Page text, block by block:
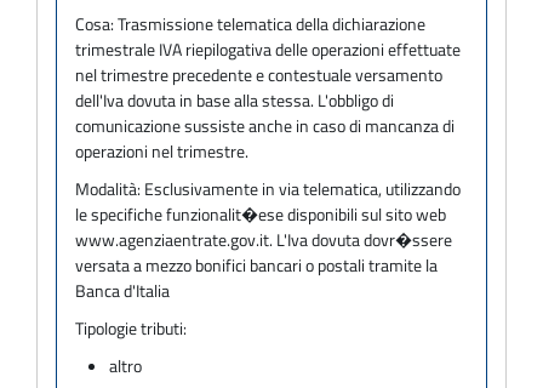
Cosa:Trasmissione telematica della dichiarazione
trimestrale IVA riepilogativa delle operazioni effettuate
nel trimestre precedente e contestuale versamento
dell'Iva dovuta in base alla stessa. L'obbligo di
comunicazione sussiste anche in caso di mancanza di
operazioni nel trimestre.
Modalità: Esclusivamente in via telematica, utilizzando
le specifiche funzionalit�ese disponibili sul sito web
www.agenziaentrate.gov.it. L'Iva dovuta dovr�ssere
versata a mezzo bonifici bancari o postali tramite la
Banca d'Italia
Tipologie tributi:
altro